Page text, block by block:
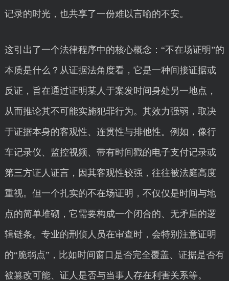
记录的时光，也共享了一份难以言喻的不安。
这引出了一个法律程序中的核心概念：“不在场证明”的
本质是什么？从证据法角度看，它是一种间接证据或
反证，旨在通过证明某人于案发时间身处另一地点，
从而推论其不可能实施犯罪行为。其效力强弱，取决
于证据本身的客观性、连贯性与排他性。例如，像行
车记录仪、监控视频、带有时间戳的电子支付记录或
第三方证人证言，因其客观性较强，往往被法庭高度
重视。但一个扎实的不在场证明，不仅仅是时间与地
点的简单堆砌，它需要构成一个闭合的、无矛盾的逻
辑链条。专业的刑侦人员在审查时，会特别注意证明
的“脆弱点”，比如时间窗口是否完全覆盖、证据是否有
被篡改可能、证人是否与当事人存在利害关系等。